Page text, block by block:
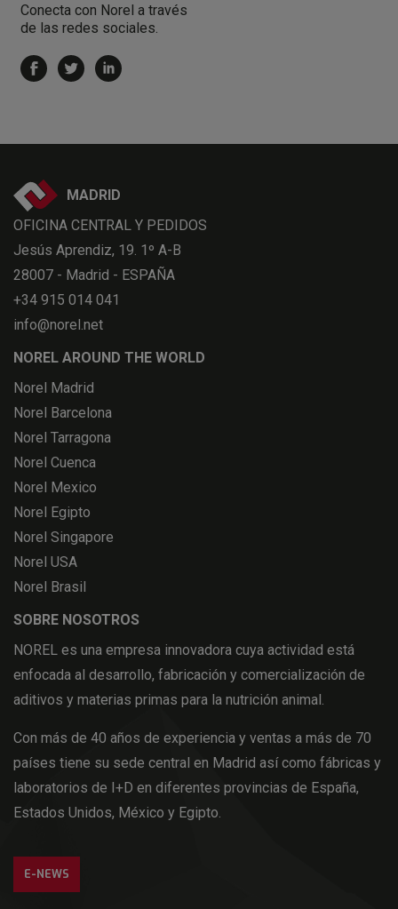
Conecta con Norel a través
de las redes sociales.
MADRID
OFICINA CENTRAL Y PEDIDOS
Jesús Aprendiz, 19. 1º A-B
28007 - Madrid - ESPAÑA
+34 915 014 041
info@norel.net
NOREL AROUND THE WORLD
Norel Madrid
Norel Barcelona
Norel Tarragona
Norel Cuenca
Norel Mexico
Norel Egipto
Norel Singapore
Norel USA
Norel Brasil
SOBRE NOSOTROS
NOREL es una empresa innovadora cuya actividad está
enfocada al desarrollo, fabricación y comercialización de
aditivos y materias primas para la nutrición animal.
Con más de 40 años de experiencia y ventas a más de 70
países tiene su sede central en Madrid así como fábricas y
laboratorios de I+D en diferentes provincias de España,
Estados Unidos, México y Egipto.
E-NEWS